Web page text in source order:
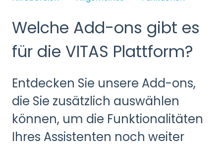
Welche Add-ons gibt es
für die VITAS Plattform?
Entdecken Sie unsere Add-ons,
die Sie zusätzlich auswählen
können, um die Funktionalitäten
Ihres Assistenten noch weiter